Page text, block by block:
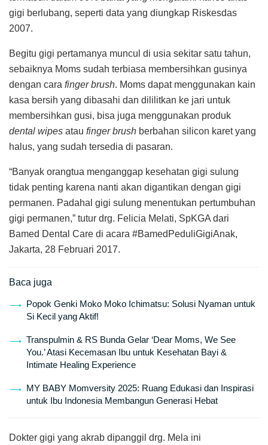
gigi berlubang, seperti data yang diungkap Riskesdas
2007.
Begitu gigi pertamanya muncul di usia sekitar satu tahun,
sebaiknya Moms sudah terbiasa membersihkan gusinya
dengan cara finger brush. Moms dapat menggunakan kain
kasa bersih yang dibasahi dan dililitkan ke jari untuk
membersihkan gusi, bisa juga menggunakan produk
dental wipes atau finger brush berbahan silicon karet yang
halus, yang sudah tersedia di pasaran.
“Banyak orangtua menganggap kesehatan gigi sulung
tidak penting karena nanti akan digantikan dengan gigi
permanen. Padahal gigi sulung menentukan pertumbuhan
gigi permanen,” tutur drg. Felicia Melati, SpKGA dari
Bamed Dental Care di acara #BamedPeduliGigiAnak,
Jakarta, 28 Februari 2017.
Baca juga
Popok Genki Moko Moko Ichimatsu: Solusi Nyaman untuk
Si Kecil yang Aktif!
Transpulmin & RS Bunda Gelar ‘Dear Moms, We See
You.’ Atasi Kecemasan Ibu untuk Kesehatan Bayi &
Intimate Healing Experience
MY BABY Momversity 2025: Ruang Edukasi dan Inspirasi
untuk Ibu Indonesia Membangun Generasi Hebat
Dokter gigi yang akrab dipanggil drg. Mela ini